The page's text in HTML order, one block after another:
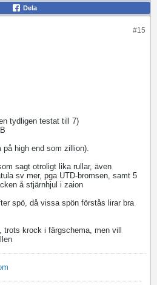
Dela
#15
tydligen testat till 7)
high end som zillion).
sagt otroligt lika rullar, även
sv mer, pga UTD-bromsen, samt 5
å stjärnhjul i zaion
spö, då vissa spön förstås lirar bra
krock i färgschema, men vill